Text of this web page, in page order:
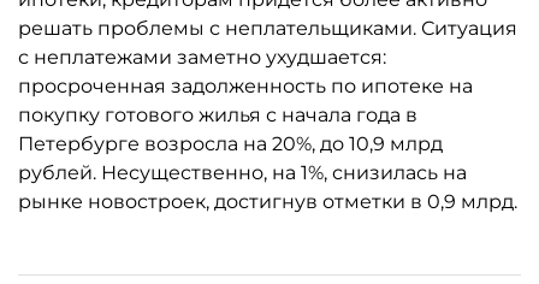
решать проблемы с неплательщиками. Ситуация
с неплатежами заметно ухудшается:
просроченная задолженность по ипотеке на
покупку готового жилья с начала года в
Петербурге возросла на 20%, до 10,9 млрд
рублей. Несущественно, на 1%, снизилась на
рынке новостроек, достигнув отметки в 0,9 млрд.